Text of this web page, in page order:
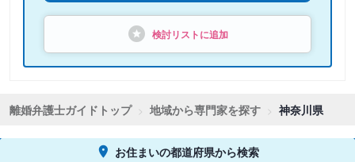
検討リストに追加
離婚弁護士ガイドトップ 地域から専門家を探す 神奈川県
お住まいの都道府県から検索